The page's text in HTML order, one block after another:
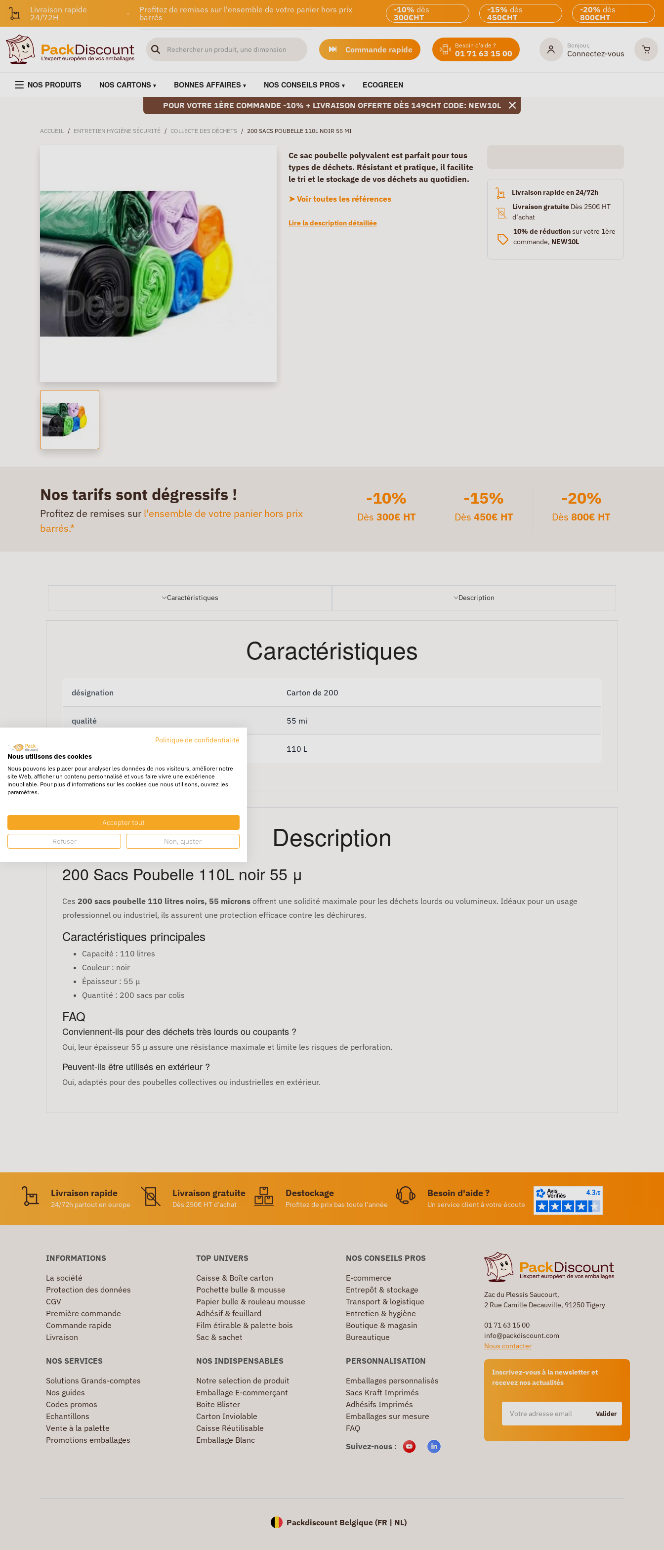
Livraison rapide
24/72H
-
Profitez de remises sur l'ensemble de votre panier hors prix
barrés
-10% dès
300€HT
-15% dès
450€HT
-20% dès
800€HT
Commande rapide Besoin d'aide ?
01 71 63 15 00
Bonjour,
Connectez-vous
NOS PRODUITS NOS CARTONS BONNES AFFAIRES NOS CONSEILS PROS ECOGREEN
POUR VOTRE 1ÈRE COMMANDE -10% + LIVRAISON OFFERTE DÈS 149€HT CODE: NEW10L
ACCUEIL / ENTRETIEN HYGIÈNE SÉCURITÉ / COLLECTE DES DÉCHETS / 200 SACS POUBELLE 110L NOIR 55 MI
Ce sac poubelle polyvalent est parfait pour tous
types de déchets. Résistant et pratique, il facilite
le tri et le stockage de vos déchets au quotidien.
➤ Voir toutes les références
Lire la description détaillée
Livraison rapide en 24/72h
Livraison gratuiteDès 250€ HT
d’achat
10% de réductionsur votre 1ère
commande, NEW10L
Nos tarifs sont dégressifs !
Profitez de remises sur l'ensemble de votre panier hors prix
barrés.*
-10%
Dès 300€ HT
-15%
Dès 450€ HT
-20%
Dès800€ HT
Caractéristiques Description
Caractéristiques
désignation Carton de 200
qualité 55 mi
110 L
Description
200 Sacs Poubelle 110L noir 55 μ
Ces 200 sacs poubelle 110 litres noirs, 55 microns offrent une solidité maximale pour les déchets lourds ou volumineux. Idéaux pour un usage
professionnel ou industriel, ils assurent une protection efficace contre les déchirures.
Caractéristiques principales
Capacité : 110 litres
Couleur : noir
Épaisseur : 55 μ
Quantité : 200 sacs par colis
FAQ
Conviennent-ils pour des déchets très lourds ou coupants ?
Oui, leur épaisseur 55 μ assure une résistance maximale et limite les risques de perforation.
Peuvent-ils être utilisés en extérieur ?
Oui, adaptés pour des poubelles collectives ou industrielles en extérieur.
Livraison rapide
24/72h partout en europe
Livraison gratuite
Dès 250€ HT d’achat
Destockage
Profitez de prix bas toute l’année
Besoin d'aide ?
Un service client à votre écoute
Zac du Plessis Saucourt,
2 Rue Camille Decauville, 91250 Tigery
01 71 63 15 00
info@packdiscount.com
Nous contacter
Inscrivez-vous à la newsletter et
recevez nos actualités
Valider
INFORMATIONS
La société
Protection des données
CGV
Première commande
Commande rapide
Livraison
TOP UNIVERS
Caisse & Boîte carton
Pochette bulle & mousse
Papier bulle & rouleau mousse
Adhésif & feuillard
Film étirable & palette bois
Sac & sachet
NOS CONSEILS PROS
E-commerce
Entrepôt & stockage
Transport & logistique
Entretien & hygiène
Boutique & magasin
Bureautique
NOS SERVICES
Solutions Grands-comptes
Nos guides
Codes promos
Echantillons
Vente à la palette
Promotions emballages
NOS INDISPENSABLES
Notre selection de produit
Emballage E-commerçant
Boite Blister
Carton Inviolable
Caisse Réutilisable
Emballage Blanc
PERSONNALISATION
Emballages personnalisés
Sacs Kraft Imprimés
Adhésifs Imprimés
Emballages sur mesure
FAQ
Suivez-nous :
Packdiscount Belgique (FR | NL)
Politique de confidentialité
Nous utilisons des cookies
Nous pouvons les placer pour analyser les données de nos visiteurs, améliorer notre
site Web, afficher un contenu personnalisé et vous faire vivre une expérience
inoubliable. Pour plus d'informations sur les cookies que nous utilisons, ouvrez les
paramètres.
Accepter tout
Refuser Non, ajuster